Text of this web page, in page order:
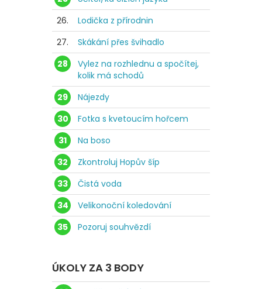
26.
Lodička z přírodnin
27.
Skákání přes švihadlo
28
Vylez na rozhlednu a spočítej,
kolik má schodů
29
Nájezdy
30
Fotka s kvetoucím hořcem
31
Na boso
32
Zkontroluj Hopův šíp
33
Čistá voda
34
Velikonoční koledování
35
Pozoruj souhvězdí
ÚKOLY ZA 3 BODY